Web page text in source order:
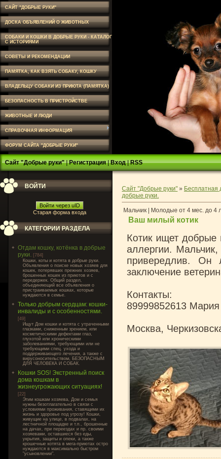
САЙТ "ДОБРЫЕ РУКИ"
ДОСКА ОБЪЯВЛЕНИЙ О ЖИВОТНЫХ
СОБАКИ И КОШКИ В ДОБРЫЕ РУКИ - КАТАЛОГ
С ИСТОРИЯМИ
СОВЕТЫ И РЕКОМЕНДАЦИИ
ПАМЯТКА, КАК ВЗЯТЬ СОБАКУ, КОШКУ
ВЛАДЕЛЬЦУ СОБАКИ ИЗ ПРИЮТА (ПАМЯТКА)
БЕЗОПАСНОСТЬ В ПРИСТРОЙСТВЕ
ЖИВОТНЫЕ И ЛЮДИ
СПРАВОЧНАЯ ИНФОРМАЦИЯ
ФОРУМ САЙТА "ДОБРЫЕ РУКИ"
Сайт "Добрые руки"|Регистрация|Вход|RSS
ВОЙТИ
Войти через uID
Старая форма входа
КАТЕГОРИИ РАЗДЕЛА
Отдам кошку, котёнка в добрые
руки. [784]
Кошки, коты и котята в добрые руки.
Объявления о поиске новых хозяев для
кошек, потерявших прежних хозяев,
брошенных кошек из приютов и с
передержек. Общий раздел,
объединяющий все объявления о
пристраиваемых кошках, которые
нуждаются в семье.
Только добрым сердцам: кошки-
инвалиды и с особенностями.
[49]
Ищут Дом кошки и котята с утраченными
глазками, сниженным зрением, или
косметическими дефектами глаз,
глухотой или хроническими
заболеваниями, требующими или не
требующими спец. ухода и
поддерживающего лечения, а также с
вирусоносительством, БЕЗОПАСНЫМ
ДЛЯ ЧЕЛОВЕКА И СОБАК.
Кошки SOS! Экстренный поиск
дома кошкам в
жизнеугрожающих ситуациях!
[22]
Этим кошкам хозяева, Дом и семья
нужны безотлагательно в связи с
условиями проживания, ставящими их
жизнь и здоровье под угрозу! Кошки,
живущие на улице, в подвалах, на
лестничной площадке и т.п., брошенные
на дачах, при переездах и пр. своими
хозяевами, оставшиеся без еды,
укрытия, защиты и опеки, а также
крошечные котята в мега-приютах остро
нуждаются в максимально быстром
"усыновлении".
Сайт "Добрые руки" » Бесплатная
добрые руки.
Мальчик | Молодые от 4 мес. до 4
Ваш милый котик
Котик ищет добрые
аллергии.
привередлив. Он
заключение
Контакты:
89999852613 Мария
Москва,